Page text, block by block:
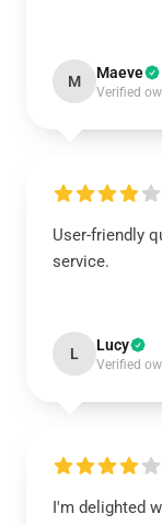
M Maeve
Verified
User-friendly
service.
L Lucy
Verified
I'm delighted